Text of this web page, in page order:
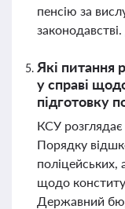
пенсію за
законодавстві.
Які питання
у справі
підготовку
КСУ розглядає
Порядку
поліцейських,
щодо
Державний